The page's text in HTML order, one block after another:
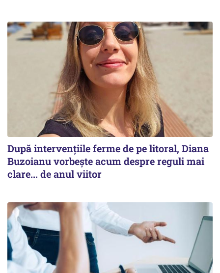
După intervențiile ferme de pe litoral, Diana
Buzoianu vorbește acum despre reguli mai
clare... de anul viitor